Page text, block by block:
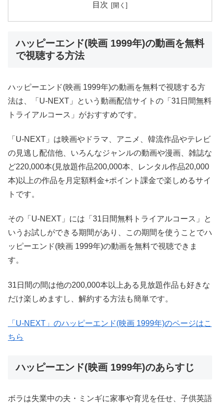
目次
ハッピーエンド(映画 1999年)の動画を無料
で視聴する方法
ハッピーエンド(映画 1999年)の動画を無料で視聴する方
法は、「U-NEXT」という動画配信サイトの「31日間無料
トライアルコース」がおすすめです。
「U-NEXT」は映画やドラマ、アニメ、韓流作品やテレビ
の見逃し配信他、いろんなジャンルの動画や漫画、雑誌な
ど220,000本(見放題作品200,000本、レンタル作品20,000
本)以上の作品を月定額料金+ポイント課金で楽しめるサイ
トです。
その「U-NEXT」には「31日間無料トライアルコース」と
いうお試しができる期間があり、この期間を使うことでハ
ッピーエンド(映画 1999年)の動画を無料で視聴できま
す。
31日間の間は他の200,000本以上ある見放題作品も好きな
だけ楽しめますし、解約する方法も簡単です。
「U-NEXT」のハッピーエンド(映画 1999年)のページはこ
ちら
ハッピーエンド(映画 1999年)のあらすじ
ボラは失業中の夫・ミンギに家事や育児を任せ、子供英語